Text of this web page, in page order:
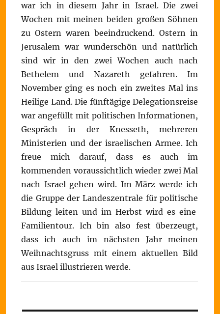
war ich in diesem Jahr in Israel. Die zwei
Wochen mit meinen beiden großen Söhnen
zu Ostern waren beeindruckend. Ostern in
Jerusalem war wunderschön und natürlich
sind wir in den zwei Wochen auch nach
Bethelem und Nazareth gefahren. Im
November ging es noch ein zweites Mal ins
Heilige Land. Die fünftägige Delegationsreise
war angefüllt mit politischen Informationen,
Gespräch in der Knesseth, mehreren
Ministerien und der israelischen Armee. Ich
freue mich darauf, dass es auch im
kommenden voraussichtlich wieder zwei Mal
nach Israel gehen wird. Im März werde ich
die Gruppe der Landeszentrale für politische
Bildung leiten und im Herbst wird es eine
Familientour. Ich bin also fest überzeugt,
dass ich auch im nächsten Jahr meinen
Weihnachtsgruss mit einem aktuellen Bild
aus Israel illustrieren werde.